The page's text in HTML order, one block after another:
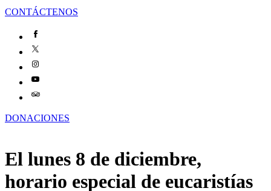
CONTÁCTENOS
DONACIONES
El lunes 8 de diciembre,
horario especial de eucaristías